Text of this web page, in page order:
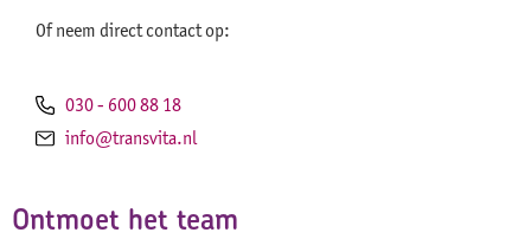
Of neem direct contact op:
030 - 600 88 18
info@transvita.nl
Ontmoet het team